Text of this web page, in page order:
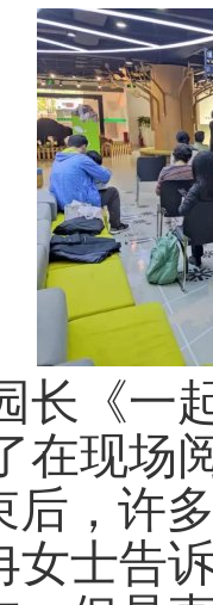
长《
在现场
后，许
女士告